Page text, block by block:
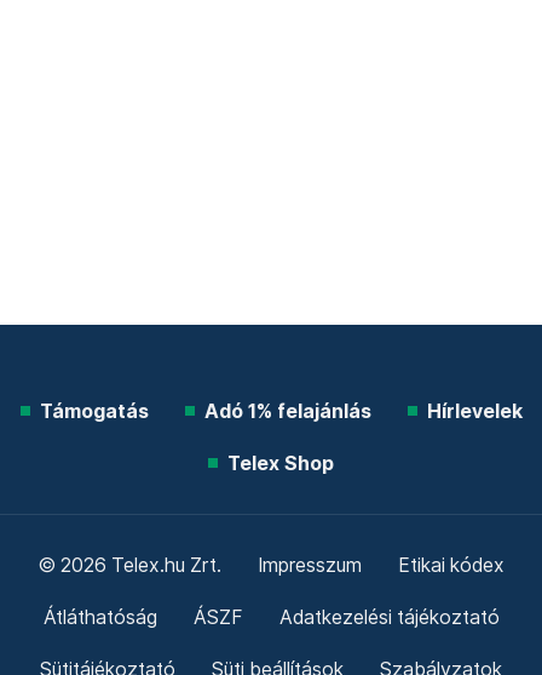
Támogatás Adó 1% felajánlás Hírlevelek
Telex Shop
© 2026 Telex.hu Zrt. Impresszum Etikai kódex
Átláthatóság ÁSZF Adatkezelési tájékoztató
Sütitájékoztató Süti beállítások Szabályzatok